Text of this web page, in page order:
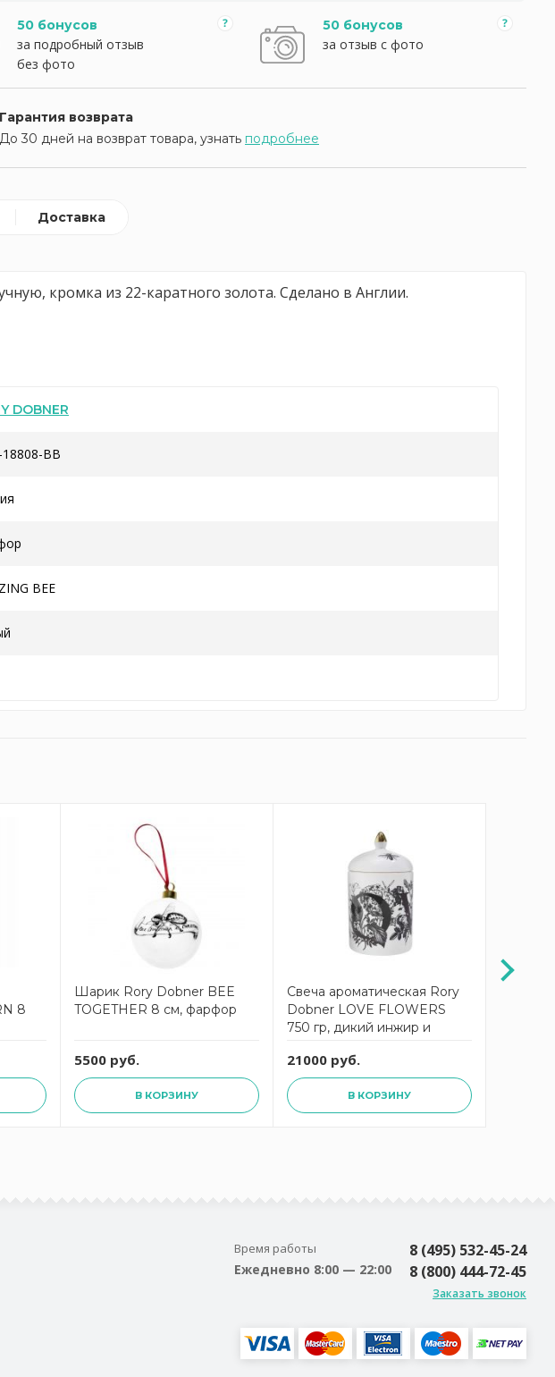
50 бонусов
за подробный отзыв
без фото
50 бонусов
за отзыв с фото
Гарантия возврата
До 30 дней на возврат товара, узнать подробнее
Доставка
кромка из 22-каратного золота. Сделано в Англии.
DOBNER
18808-BB
BEE
8
Шарик Rory Dobner BEE
TOGETHER 8 см, фарфор
5500 руб.
В КОРЗИНУ
Свеча ароматическая Rory
Dobner LOVE FLOWERS
750 гр, дикий инжир и
фарфор
21000 руб.
В КОРЗИНУ
Время работы
Ежедневно 8:00 — 22:00
8 (495) 532-45-24
8 (800) 444-72-45
Заказать звонок